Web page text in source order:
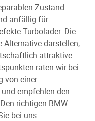
Zustand
anfällig für
Turbolader. Die
Alternative darstellen,
attraktive
raten wir bei
von einer
empfehlen den
richtigen BMW-
bei uns.